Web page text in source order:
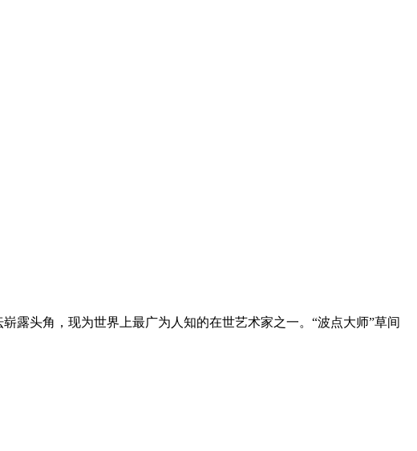
露头角，现为世界上最广为人知的在世艺术家之一。“波点大师”草间